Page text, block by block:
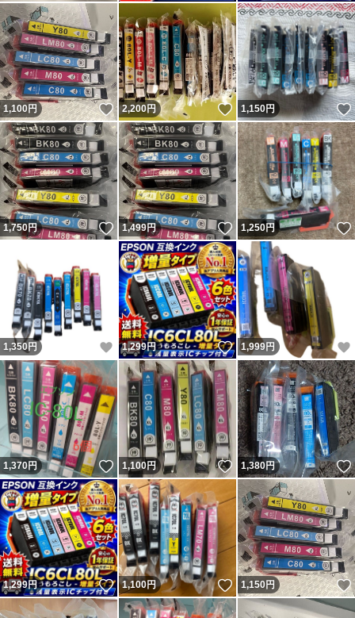
1,100円 いいね！
2,200円 いいね！
1,150円
1,750円 いいね！
1,499円 いいね！
1,250円
1,350円 いいね！
1,299円 いいね！
1,999円
1,370円 いいね！
1,100円 いいね！
1,380円
1,299円 いいね！
1,100円 いいね！
1,150円